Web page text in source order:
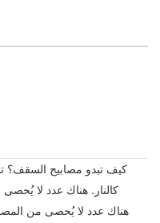
كيف تبدو مصابيح السقف؟
كالنار. هناك عدد لا
هناك عدد لا يُحصى من